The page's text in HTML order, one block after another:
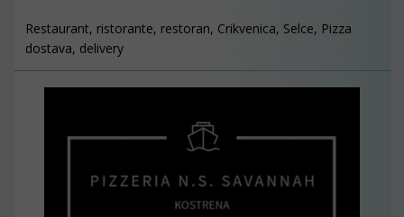
Restaurant, ristorante, restoran, Crikvenica, Selce, Pizza
dostava, delivery